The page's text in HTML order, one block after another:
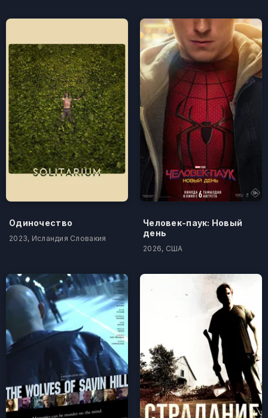
Одиночество
2023, Исландия Словакия
Человек-паук: Новый
день
2026, США